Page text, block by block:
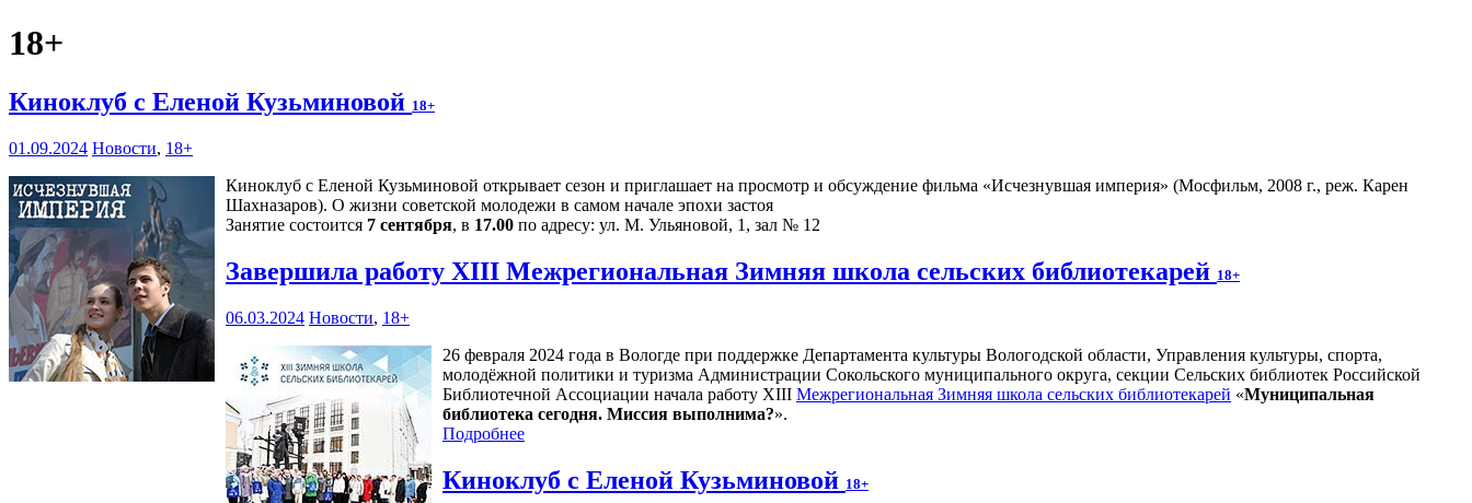
18+
Киноклуб с Еленой Кузьминовой 18+
01.09.2024 Новости, 18+
Киноклуб с Еленой Кузьминовой открывает сезон и приглашает на просмотр и обсуждение фильма «Исчезнувшая империя» (Мосфильм, 2008 г., реж. Карен
Шахназаров). О жизни советской молодежи в самом начале эпохи застоя
Занятие состоится 7 сентября, в 17.00 по адресу: ул. М. Ульяновой, 1, зал № 12
Завершила работу XIII Межрегиональная Зимняя школа сельских библиотекарей 18+
06.03.2024 Новости, 18+
26 февраля 2024 года в Вологде при поддержке Департамента культуры Вологодской области, Управления культуры, спорта,
молодёжной политики и туризма Администрации Сокольского муниципального округа, секции Сельских библиотек Российской
Библиотечной Ассоциации начала работу XIII Межрегиональная Зимняя школа сельских библиотекарей «Муниципальная
библиотека сегодня. Миссия выполнима?».
Подробнее
Киноклуб с Еленой Кузьминовой 18+